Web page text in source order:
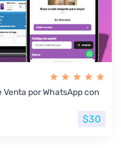
por WhatsApp con
$30